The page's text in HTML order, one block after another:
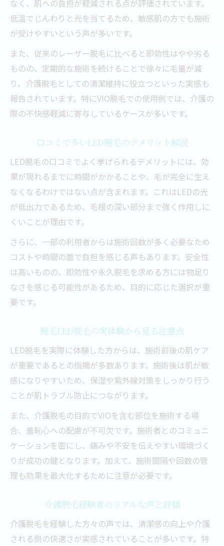
なく、肌への負担が軽減される点が評価されています。
低温でじんわりと光を当てるため、敏感肌の方でも施術
が受けやすいという声が多いです。
また、従来のレーザー脱毛に比べると即効性はやや劣る
ものの、定期的な施術を続けることで徐々に毛量が減
り、介護脱毛としての清潔維持に役立つといった実感も
報告されています。特にVIO脱毛での使用例では、介護の
際の不快感軽減に寄与しているケースが多いです。
口コミで多いLED脱毛のデメリット解説
LED脱毛の口コミでよく挙げられるデメリットには、効
果が現れるまでに時間がかかることや、毛が完全に生え
なくなるわけではない点が含まれます。これはLEDの光
が低出力であるため、毛根の深い部分まで強く作用しに
くいことが理由です。
さらに、一部の利用者からは施術回数が多く必要なため
コストや時間の面で負担を感じる声もあります。安全性
は高いものの、即効性や永久脱毛を求める方には物足り
なさを感じる可能性があるため、目的に応じた選択が重
要です。
脱毛LED脱毛の実体験から見る注意点
LED脱毛を実際に体験した方からは、施術前後の肌ケア
が重要であるとの指摘が多数あります。施術後は肌が敏
感になりやすいため、保湿や紫外線対策をしっかり行う
ことが肌トラブル防止につながります。
また、介護脱毛の目的でVIOを含む部位を施術する場
合、羞恥心への配慮が不可欠です。施術者とのコミュニ
ケーションを密にし、痛みや不安を伝えやすい環境づく
りが成功の鍵となります。加えて、施術間隔や回数の管
理も効果を最大化するために注意が必要です。
介護脱毛経験者のリアルな声と評価
介護脱毛を経験した方々の声では、清潔感の向上や介護
される側の快適さが実感されていることが多いです。特